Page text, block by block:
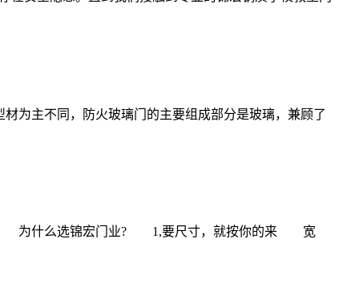
为主不同，防火玻璃门的主要组成部分是玻璃，兼顾了
工。 为什么选锦宏门业? 1,要尺寸，就按你的来 宽